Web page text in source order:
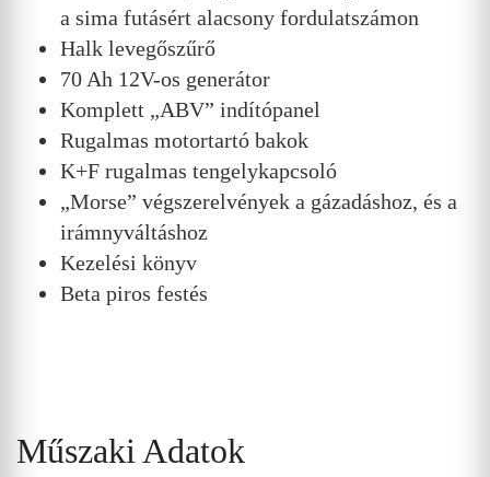
a sima futásért alacsony fordulatszámon
Halk levegőszűrő
70 Ah 12V-os generátor
Komplett „ABV” indítópanel
Rugalmas motortartó bakok
K+F rugalmas tengelykapcsoló
„Morse” végszerelvények a gázadáshoz, és a
irámnyváltáshoz
Kezelési könyv
Beta piros festés
Műszaki Adatok